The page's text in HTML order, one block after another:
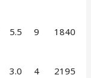
5.5 9 1840
3.0 4 2195